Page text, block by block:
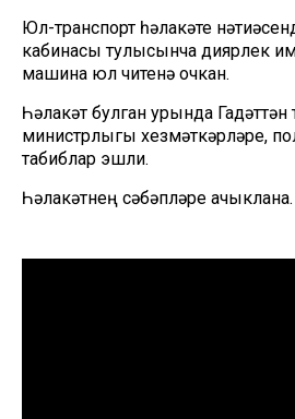
Юл-транспорт һәлакәте
кабинасы тулысынча диярлек
машина юл читенә очкан.
Һәлакәт булган урында
министрлыгы хезмәткәрләре,
табиблар эшли.
Һәлакәтнең сәбәпләре ачыклана.